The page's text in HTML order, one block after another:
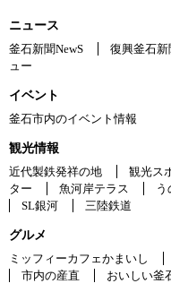
ニュース
釜石新聞NewS
復興釜石
ュー
イベント
釜石市内のイベント情報
観光情報
近代製鉄発祥の地
観光ス
ター
魚河岸テラス う
SL銀河
三陸鉄道
グルメ
ミッフィーカフェかまいし
市内の産直
おいしい釜